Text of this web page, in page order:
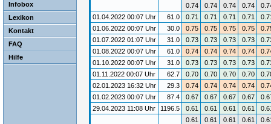
Infobox
Lexikon
Kontakt
FAQ
Hilfe
0.74
0.74 0.74 0.74
01.04.2022 00:07 Uhr
61.0 0.71 0.71 0.71 0.71
01.06.2022 00:07 Uhr
30.0 0.75 0.75 0.75 0.75
01.07.2022 01:07 Uhr
31.0 0.73 0.73 0.73 0.73
01.08.2022 00:07 Uhr
61.0 0.74 0.74 0.74 0.74
01.10.2022 00:07 Uhr
31.0 0.73 0.73 0.73 0.73
01.11.2022 00:07 Uhr
62.7 0.70 0.70 0.70 0.70
02.01.2023 16:32 Uhr
29.3 0.74 0.74 0.74 0.74
01.02.2023 00:07 Uhr
87.4 0.67 0.67 0.67 0.67
29.04.2023 11:08 Uhr
1196.5 0.61 0.61 0.61 0.61
0.61
0.61 0.61 0.61